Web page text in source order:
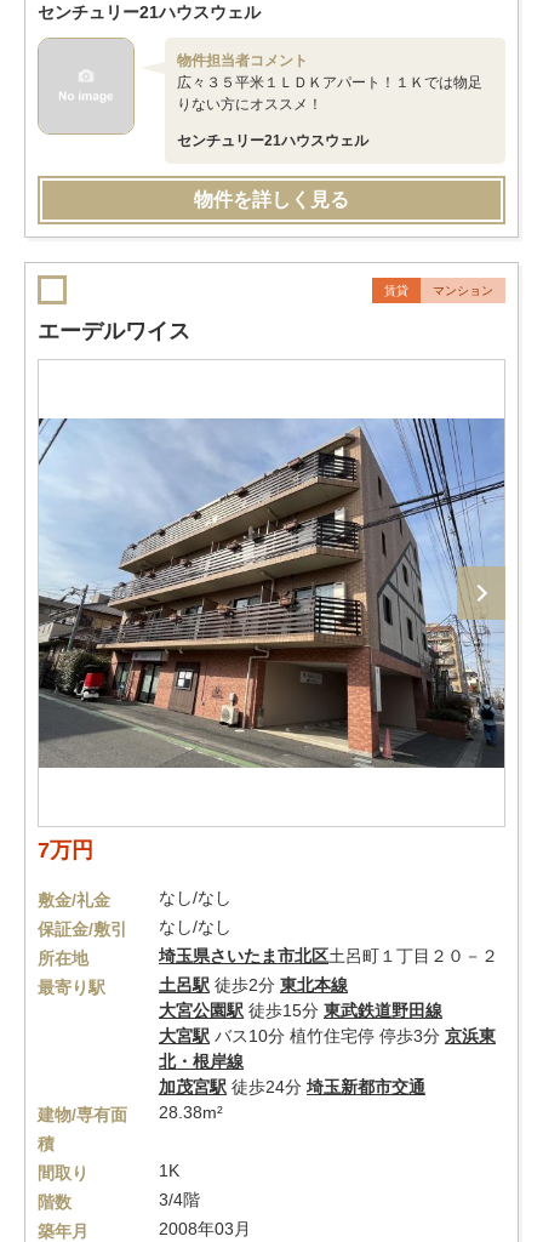
センチュリー21ハウスウェル
物件担当者コメント
広々３５平米１ＬＤＫアパート！１Ｋでは物足
りない方にオススメ！
センチュリー21ハウスウェル
物件を詳しく見る
賃貸 マンション
エーデルワイス
7万円
敷金/礼金
なし/なし
保証金/敷引
なし/なし
所在地
埼玉県さいたま市北区土呂町１丁目２０－２
最寄り駅
土呂駅 徒歩2分 東北本線
大宮公園駅 徒歩15分 東武鉄道野田線
大宮駅 バス10分 植竹住宅停 停歩3分 京浜東
北・根岸線
加茂宮駅 徒歩24分 埼玉新都市交通
建物/専有面
積
28.38m²
間取り
1K
階数
3/4階
築年月
2008年03月